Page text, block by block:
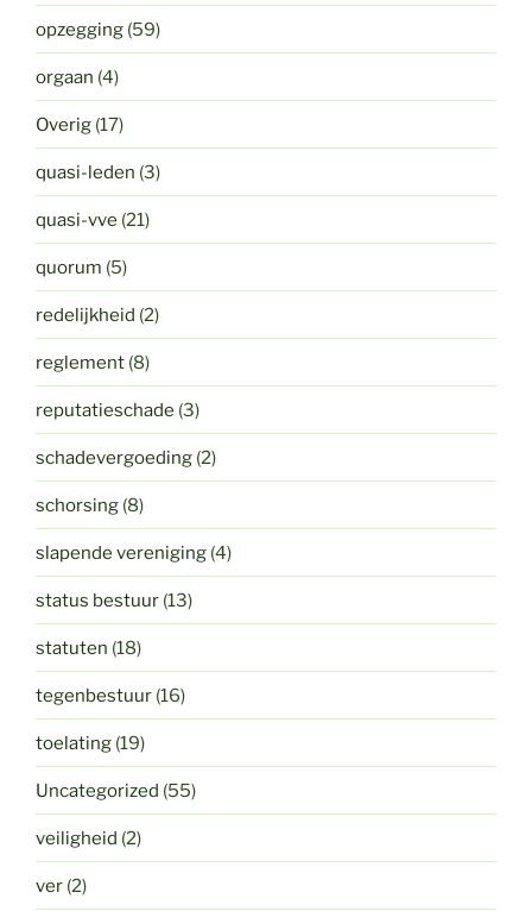
opzegging (59)
orgaan (4)
Overig (17)
quasi-leden (3)
quasi-vve (21)
quorum (5)
redelijkheid (2)
reglement (8)
reputatieschade (3)
schadevergoeding (2)
schorsing (8)
slapende vereniging (4)
status bestuur (13)
statuten (18)
tegenbestuur (16)
toelating (19)
Uncategorized (55)
veiligheid (2)
ver (2)